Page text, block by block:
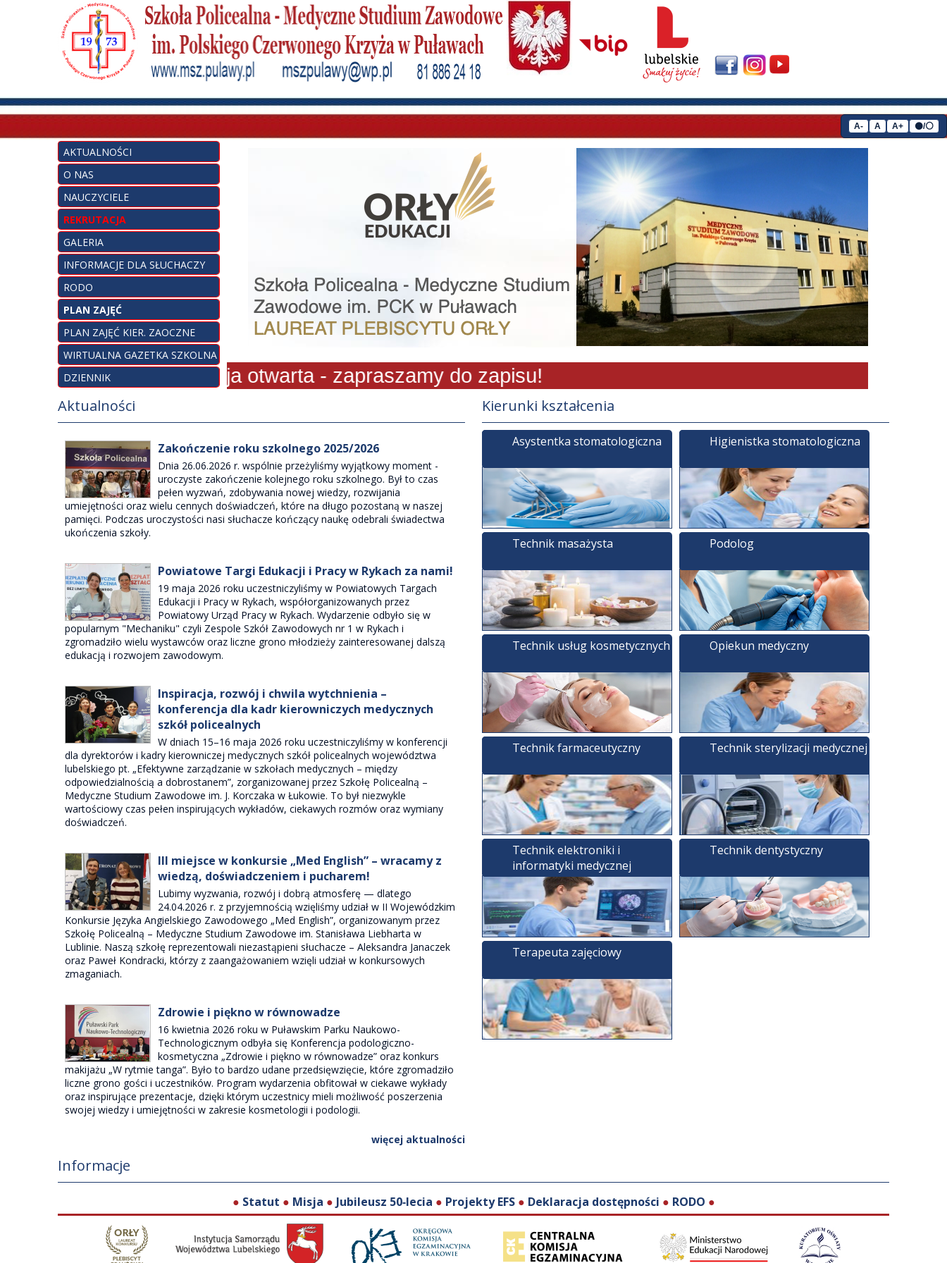
AKTUALNOŚCI
O NAS
NAUCZYCIELE
REKRUTACJA
GALERIA
INFORMACJE DLA SŁUCHACZY
RODO
PLAN ZAJĘĆ
PLAN ZAJĘĆ KIER. ZAOCZNE
WIRTUALNA GAZETKA SZKOLNA
DZIENNIKRekrutacja otwarta - zapraszamy do zapisu!
Aktualności
Zakończenie roku szkolnego 2025/2026
Dnia 26.06.2026 r. wspólnie przeżyliśmy wyjątkowy moment -
uroczyste zakończenie kolejnego roku szkolnego. Był to czas
pełen wyzwań, zdobywania nowej wiedzy, rozwijania
umiejętności oraz wielu cennych doświadczeń, które na długo pozostaną w naszej
pamięci. Podczas uroczystości nasi słuchacze kończący naukę odebrali świadectwa
ukończenia szkoły.
Powiatowe Targi Edukacji i Pracy w Rykach za nami!
19 maja 2026 roku uczestniczyliśmy w Powiatowych Targach
Edukacji i Pracy w Rykach, współorganizowanych przez
Powiatowy Urząd Pracy w Rykach. Wydarzenie odbyło się w
popularnym "Mechaniku" czyli Zespole Szkół Zawodowych nr 1 w Rykach i
zgromadziło wielu wystawców oraz liczne grono młodzieży zainteresowanej dalszą
edukacją i rozwojem zawodowym.
Inspiracja, rozwój i chwila wytchnienia –
konferencja dla kadr kierowniczych medycznych
szkół policealnych
W dniach 15–16 maja 2026 roku uczestniczyliśmy w konferencji
dla dyrektorów i kadry kierowniczej medycznych szkół policealnych województwa
lubelskiego pt. „Efektywne zarządzanie w szkołach medycznych – między
odpowiedzialnością a dobrostanem”, zorganizowanej przez Szkołę Policealną –
Medyczne Studium Zawodowe im. J. Korczaka w Łukowie. To był niezwykle
wartościowy czas pełen inspirujących wykładów, ciekawych rozmów oraz wymiany
doświadczeń.
III miejsce w konkursie „Med English” – wracamy z
wiedzą, doświadczeniem i pucharem!
Lubimy wyzwania, rozwój i dobrą atmosferę — dlatego
24.04.2026 r. z przyjemnością wzięliśmy udział w II Wojewódzkim
Konkursie Języka Angielskiego Zawodowego „Med English”, organizowanym przez
Szkołę Policealną – Medyczne Studium Zawodowe im. Stanisława Liebharta w
Lublinie. Naszą szkołę reprezentowali niezastąpieni słuchacze – Aleksandra Janaczek
oraz Paweł Kondracki, którzy z zaangażowaniem wzięli udział w konkursowych
zmaganiach.
Zdrowie i piękno w równowadze
16 kwietnia 2026 roku w Puławskim Parku Naukowo-
Technologicznym odbyła się Konferencja podologiczno-
kosmetyczna „Zdrowie i piękno w równowadze” oraz konkurs
makijażu „W rytmie tanga”. Było to bardzo udane przedsięwzięcie, które zgromadziło
liczne grono gości i uczestników. Program wydarzenia obfitował w ciekawe wykłady
oraz inspirujące prezentacje, dzięki którym uczestnicy mieli możliwość poszerzenia
swojej wiedzy i umiejętności w zakresie kosmetologii i podologii.
więcej aktualności
Kierunki kształcenia
Asystentka stomatologiczna Higienistka stomatologiczna
Technik masażysta Podolog
Technik usług kosmetycznych Opiekun medyczny
Technik farmaceutyczny Technik sterylizacji medycznej
Technik elektroniki i
informatyki medycznej
Technik dentystyczny
Terapeuta zajęciowy
Informacje
● Statut ● Misja ● Jubileusz 50‑lecia ● Projekty EFS ● Deklaracja dostępności ● RODO ●
A- A A+ ⚫/⚪